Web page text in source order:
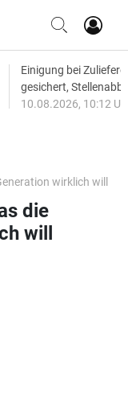
Einigung bei
gesichert,
10.08.2026, 10:12
wirklich will
die
will